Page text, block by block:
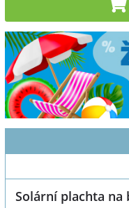
Solární plachta na